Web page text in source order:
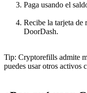
Paga usando el
Recibe la tarjeta de
DoorDash.
Tip: Cryptorefills admite
puedes usar otros activos